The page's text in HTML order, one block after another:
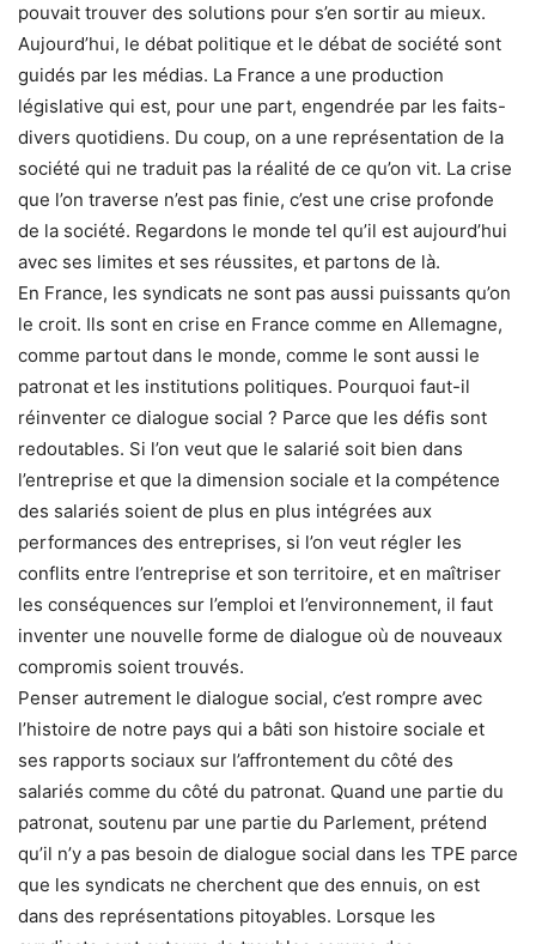
pouvait trouver des solutions pour s’en sortir au mieux.
Aujourd’hui, le débat politique et le débat de société sont
guidés par les médias. La France a une production
législative qui est, pour une part, engendrée par les faits-
divers quotidiens. Du coup, on a une représentation de la
société qui ne traduit pas la réalité de ce qu’on vit. La crise
que l’on traverse n’est pas finie, c’est une crise profonde
de la société. Regardons le monde tel qu’il est aujourd’hui
avec ses limites et ses réussites, et partons de là.
En France, les syndicats ne sont pas aussi puissants qu’on
le croit. Ils sont en crise en France comme en Allemagne,
comme partout dans le monde, comme le sont aussi le
patronat et les institutions politiques. Pourquoi faut-il
réinventer ce dialogue social ? Parce que les défis sont
redoutables. Si l’on veut que le salarié soit bien dans
l’entreprise et que la dimension sociale et la compétence
des salariés soient de plus en plus intégrées aux
performances des entreprises, si l’on veut régler les
conflits entre l’entreprise et son territoire, et en maîtriser
les conséquences sur l’emploi et l’environnement, il faut
inventer une nouvelle forme de dialogue où de nouveaux
compromis soient trouvés.
Penser autrement le dialogue social, c’est rompre avec
l’histoire de notre pays qui a bâti son histoire sociale et
ses rapports sociaux sur l’affrontement du côté des
salariés comme du côté du patronat. Quand une partie du
patronat, soutenu par une partie du Parlement, prétend
qu’il n’y a pas besoin de dialogue social dans les TPE parce
que les syndicats ne cherchent que des ennuis, on est
dans des représentations pitoyables. Lorsque les